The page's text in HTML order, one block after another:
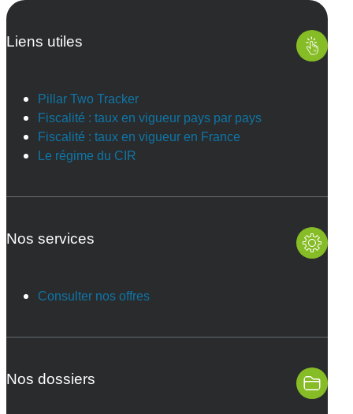
Liens utiles
Pillar Two Tracker
Fiscalité : taux en vigueur pays par pays
Fiscalité : taux en vigueur en France
Le régime du CIR
Nos services
Consulter nos offres
Nos dossiers